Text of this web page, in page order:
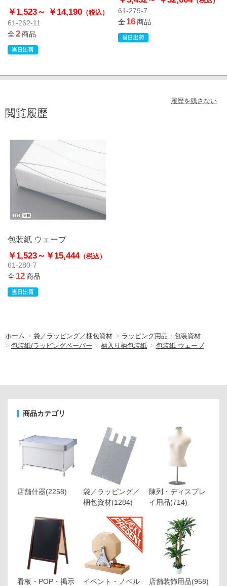
￥1,523～ ￥14,190 （税込）
61-262-11
全2商品
61-279-7
全16商品
履歴を残さない
閲覧履歴
包装紙 ウェーブ
￥1,523～ ￥15,444（税込）
61-280-7
全12商品
ホーム >袋／ラッピング／梱包資材 > ラッピング用品・包装資材
> 包装紙/ラッピングペーパー >柄入り柄包装紙 > 包装紙 ウェーブ
商品カテゴリ
店舗什器(2258)
袋／ラッピング／
梱包資材(1284)
陳列・ディスプレ
イ用品(714)
看板・POP・掲示
イベント・ノベル
店舗装飾用品(958)